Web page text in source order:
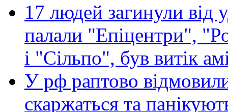
17 людей загинули від
палали "Епіцентри",
і "Сільпо", був витік
У рф раптово
скаржаться та